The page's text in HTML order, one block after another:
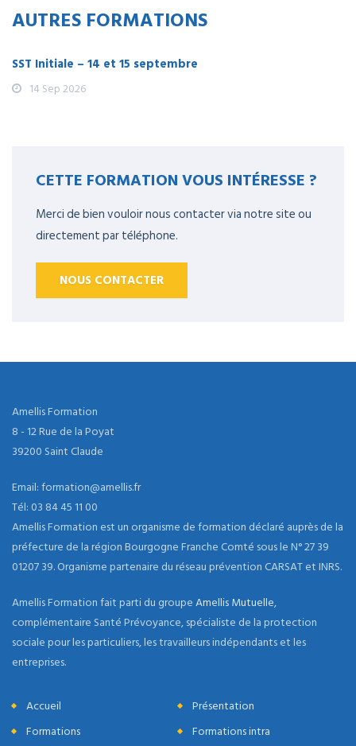
AUTRES FORMATIONS
SST Initiale – 14 et 15 septembre
14 Sep 2026
CETTE FORMATION VOUS INTÉRESSE ?
Merci de bien vouloir nous contacter via notre site ou
directement par téléphone.
NOUS CONTACTER
Amellis Formation
8 - 12 Rue de la Poyat
39200 Saint Claude
Email: formation@amellis.fr
Tél: 03 84 45 11 00
Amellis Formation est un organisme de formation déclaré auprès de la
préfecture de la région Bourgogne Franche Comté sous le N° 27 39
01207 39. Organisme partenaire du réseau prévention CARSAT et INRS.
Amellis Formation fait parti du groupeAmellis Mutuelle,
complémentaire Santé Prévoyance, spécialiste de la protection
sociale pour les particuliers, les travailleurs indépendants et les
entreprises.
Accueil
Présentation
Formations
Formations intra